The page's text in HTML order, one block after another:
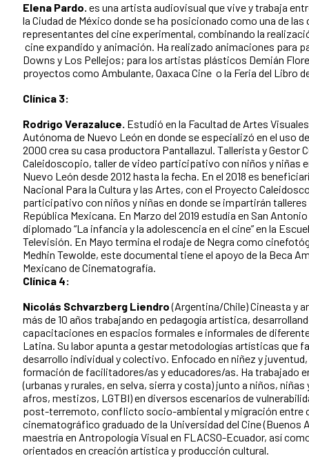
Elena Pardo. es una artista audiovisual que vive y trabaja
la Ciudad de México donde se ha posicionado como una de
representantes del cine experimental, combinando la
cine expandido y animación. Ha realizado animaciones para
Downs y Los Pellejos; para los artistas plásticos Demián
proyectos como Ambulante, Oaxaca Cine o la Feria del Libro
Clínica 3:
Rodrigo Verazaluce. Estudió en la Facultad de Artes
Autónoma de Nuevo León en donde se especializó en el uso
2000 crea su casa productora Pantallazul. Tallerista y Gestor
Caleidoscopio, taller de video participativo con niños y niñas
Nuevo León desde 2012 hasta la fecha. En el 2018 es
Nacional Para la Cultura y las Artes, con el Proyecto
participativo con niños y niñas en donde se impartirán talleres
República Mexicana. En Marzo del 2019 estudia en San
diplomado “La infancia y la adolescencia en el cine” en la
Televisión. En Mayo termina el rodaje de Negra como
Medhin Tewolde, este documental tiene el apoyo de la Beca
Mexicano de Cinematografía.
Clínica 4:
Nicolás Schvarzberg Liendro(Argentina/Chile) Cineasta y
más de 10 años trabajando en pedagogía artística,
capacitaciones en espacios formales e informales de
Latina. Su labor apunta a gestar metodologías artísticas que
desarrollo individual y colectivo. Enfocado en niñez y
formación de facilitadores/as y educadores/as. Ha trabajado
(urbanas y rurales, en selva, sierra y costa) junto a niños, niñas
afros, mestizos, LGTBI) en diversos escenarios de
post-terremoto, conflicto socio-ambiental y migración entre
cinematográfico graduado de la Universidad del Cine (Buenos
maestría en Antropología Visual en FLACSO-Ecuador, así
orientados en creación artística y producción cultural.